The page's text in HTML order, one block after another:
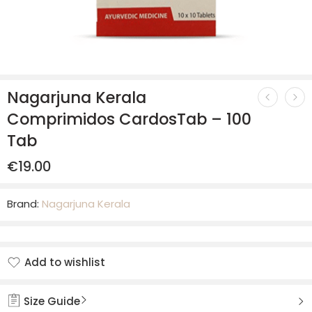
Nagarjuna Kerala
Comprimidos CardosTab – 100
Tab
€19.00
Brand: Nagarjuna Kerala
Add to wishlist
Size Guide